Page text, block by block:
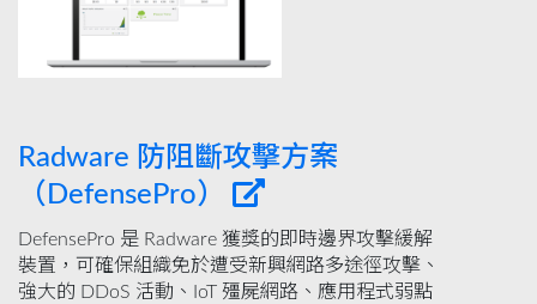
Radware 防阻斷攻擊方案
（DefensePro）
DefensePro 是 Radware 獲獎的即時邊界攻擊緩解
裝置，可確保組織免於遭受新興網路多途徑攻擊、
強大的 DDoS 活動、IoT 殭屍網路、應用程式弱點